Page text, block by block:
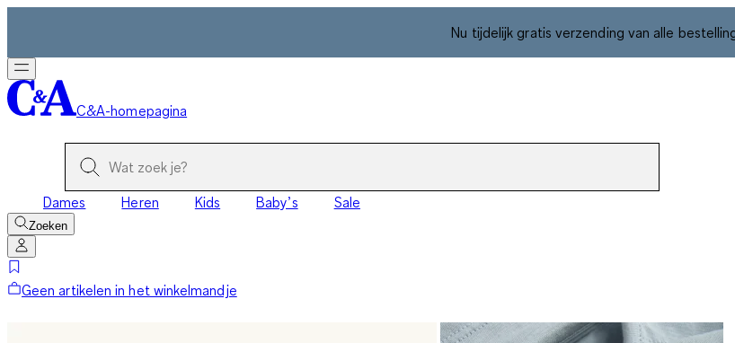
Nu tijdelijk gratis verzending van alle
C&A-homepagina
Dames Heren Kids Baby’s Sale
Zoeken
Geen artikelen in het winkelmandje